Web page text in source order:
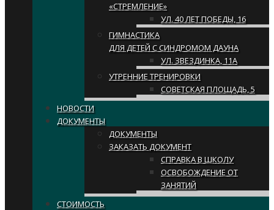
«СТРЕМЛЕНИЕ»
УЛ. 40 ЛЕТ ПОБЕДЫ, 16
ГИМНАСТИКА
ДЛЯ ДЕТЕЙ С СИНДРОМОМ ДАУНА
УЛ. ЗВЕЗДИНКА, 11А
УТРЕННИЕ ТРЕНИРОВКИ
СОВЕТСКАЯ ПЛОЩАДЬ, 5
НОВОСТИ
ДОКУМЕНТЫ
ДОКУМЕНТЫ
ЗАКАЗАТЬ ДОКУМЕНТ
СПРАВКА В ШКОЛУ
ОСВОБОЖДЕНИЕ ОТ
ЗАНЯТИЙ
СТОИМОСТЬ